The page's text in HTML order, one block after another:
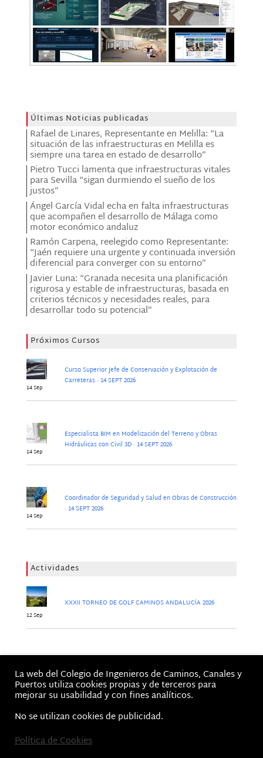
Últimas Noticias publicadas
Rafael de Linares, Representante en Melilla: “La
situación de las infraestructuras en Melilla es
siempre una tarea en estado de desarrollo”
Pietro Tucci lamenta que infraestructuras vitales
para Sevilla “sigan durmiendo el sueño de los
justos”
Ángel García Vidal echa en falta infraestructuras
que acompañen el desarrollo de Málaga como
motor económico andaluz
Ramón Carpena, reelegido como Representante:
“Jaén requiere una urgente y continuada inversión
diferencial para converger con su entorno”
Javier Luna: “Granada necesita una planificación
rigurosa y estable de infraestructuras, basada en
criterios técnicos y necesidades reales, para
desarrollar todo su potencial”
Próximos Cursos
14 Sep
Curso Superior Jefe de Conservación y Explotación de
Carreteras · 14 SEPT 2026
14 Sep
Especialista BIM en Modelización del Terreno y Obras
Hidráulicas con Civil 3D · 14 SEPT 2026
14 Sep
Coordinador de Seguridad y Salud en Obras de Construcción
· 14 SEPT 2026
Actividades
12 Sep
XXXII TORNEO DE GOLF CAMINOS ANDALUCÍA 2026
Jornadas
No hay Jornadas
La web del Colegio de Ingenieros de Caminos, Canales y
Puertos utiliza cookies propias y de terceros para
mejorar su usabilidad y con fines analíticos.
No se utilizan cookies de publicidad.
Política de Cookies